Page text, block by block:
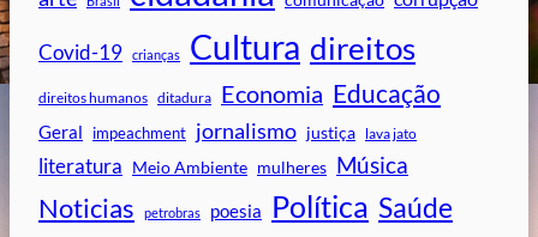
Covid-19 crianças Cultura direitos
direitos humanos ditadura Economia Educação
Geral impeachment jornalismo justiça lava jato
literatura Meio Ambiente mulheres Música
Noticias petrobras poesia Política Saúde